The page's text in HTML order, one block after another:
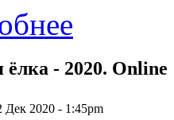
- 2020. Online
Дек 2020 - 1:45pm